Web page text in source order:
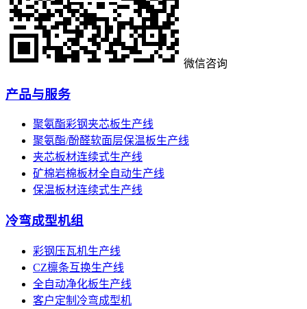
微信咨询
产品与服务
聚氨酯彩钢夹芯板生产线
聚氨酯/酚醛软面层保温板生产线
夹芯板材连续式生产线
矿棉岩棉板材全自动生产线
保温板材连续式生产线
冷弯成型机组
彩钢压瓦机生产线
CZ檩条互换生产线
全自动净化板生产线
客户定制冷弯成型机